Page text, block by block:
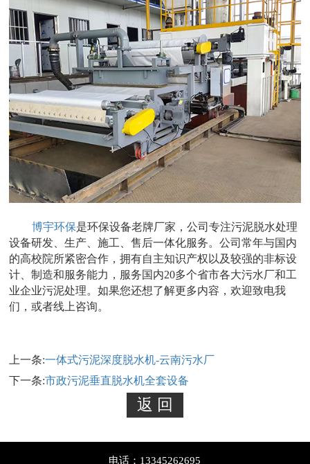
博宇环保是环保设备老牌厂家，公司专注污泥脱水处理
设备研发、生产、施工、售后一体化服务。公司常年与国内
的高校院所紧密合作，拥有自主知识产权以及较强的非标设
计、制造和服务能力，服务国内20多个省市各大污水厂和工
业企业污泥处理。如果您还想了解更多内容，欢迎致电我
们，或者线上咨询。
上一条:一体式污泥深度脱水机-云南污水厂
下一条:市政污泥垂直脱水机全套设备
电话：13345262695